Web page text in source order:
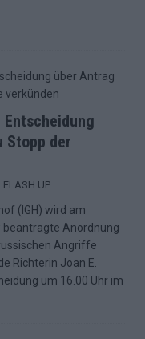
Stopp der
UP
(IGH) wird am
beantragte Anordnung
Angriffe
Richterin Joan E.
um 16.00 Uhr im